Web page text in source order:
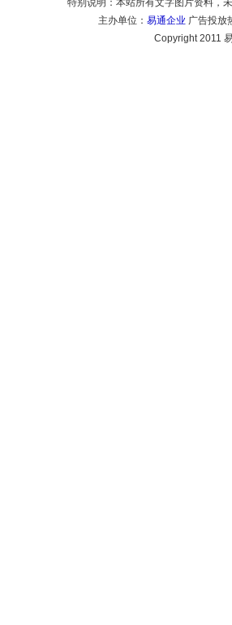
特别说明：本站所有文字图片资料，
主办单位： 易通企业 广告投放
Copyright 2011